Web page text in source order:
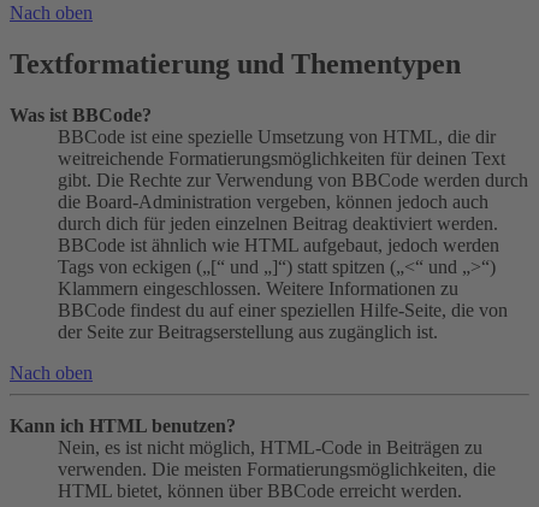
Nach oben
Textformatierung und Thementypen
Was ist BBCode?
BBCode ist eine spezielle Umsetzung von HTML, die dir
weitreichende Formatierungsmöglichkeiten für deinen Text
gibt. Die Rechte zur Verwendung von BBCode werden durch
die Board-Administration vergeben, können jedoch auch
durch dich für jeden einzelnen Beitrag deaktiviert werden.
BBCode ist ähnlich wie HTML aufgebaut, jedoch werden
Tags von eckigen („[“ und „]“) statt spitzen („<“ und „>“)
Klammern eingeschlossen. Weitere Informationen zu
BBCode findest du auf einer speziellen Hilfe-Seite, die von
der Seite zur Beitragserstellung aus zugänglich ist.
Nach oben
Kann ich HTML benutzen?
Nein, es ist nicht möglich, HTML-Code in Beiträgen zu
verwenden. Die meisten Formatierungsmöglichkeiten, die
HTML bietet, können über BBCode erreicht werden.